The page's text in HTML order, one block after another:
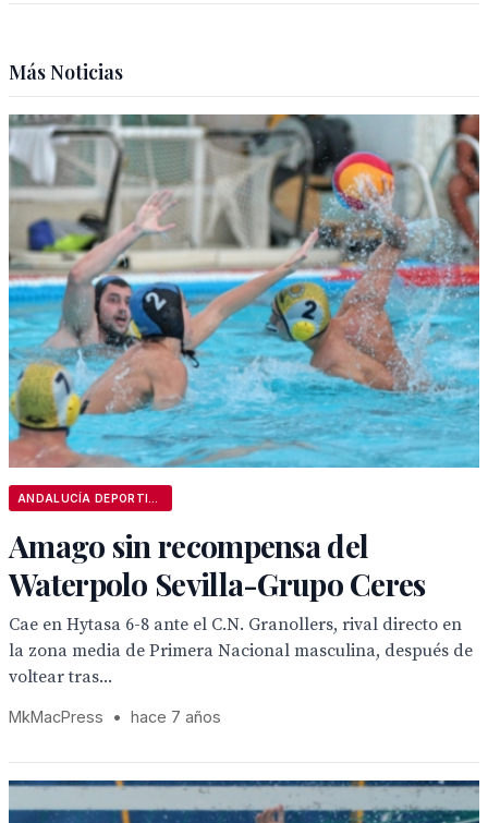
Más Noticias
Amago sin recompensa del
Waterpolo Sevilla-Grupo Ceres
Cae en Hytasa 6-8 ante el C.N. Granollers, rival directo en
la zona media de Primera Nacional masculina, después de
voltear tras...
MkMacPress • hace 7 años